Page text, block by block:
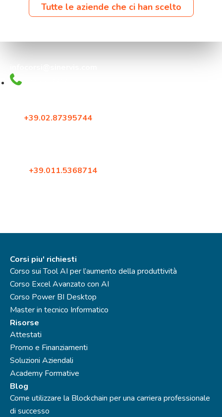
Tutte le aziende che ci han scelto
+39.02.87395744
+39.011.5368714
Corsi piu' richiesti
Corso sui Tool AI per l’aumento della produttività
Corso Excel Avanzato con AI
Corso Power BI Desktop
Master in tecnico Informatico
Risorse
Attestati
Promo e Finanziamenti
Soluzioni Aziendali
Academy Formative
Blog
Come utilizzare la Blockchain per una carriera professionale
di successo